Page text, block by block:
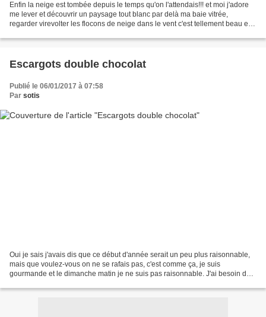
Enfin la neige est tombée depuis le temps qu'on l'attendais!!! et moi j'adore
me lever et découvrir un paysage tout blanc par delà ma baie vitrée,
regarder virevolter les flocons de neige dans le vent c'est tellement beau et
Escargots double chocolat
Publié le 06/01/2017 à 07:58
Par sotis
Oui je sais j'avais dis que ce début d'année serait un peu plus raisonnable,
mais que voulez-vous on ne se rafais pas, c'est comme ça, je suis
gourmande et le dimanche matin je ne suis pas raisonnable. J'ai besoin de